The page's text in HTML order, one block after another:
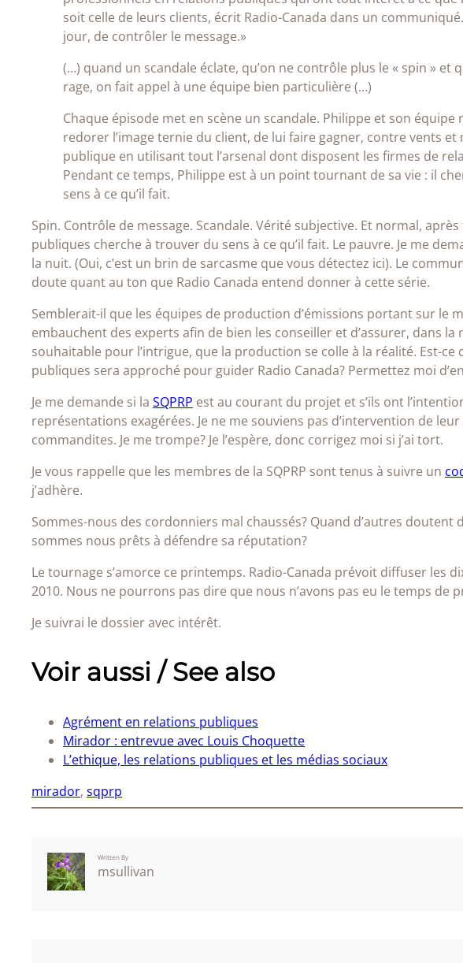
soit celle de leurs clients, écrit Radio-Canada dans un
jour, de contrôler le message.»
(…) quand un scandale éclate, qu’on ne contrôle plus le « spin » et
rage, on fait appel à une équipe bien particulière (…)
Chaque épisode met en scène un scandale. Philippe et son
redorer l’image ternie du client, de lui faire gagner, contre vents et
publique en utilisant tout l’arsenal dont disposent les firmes de
Pendant ce temps, Philippe est à un point tournant de sa vie : il
sens à ce qu’il fait.
Spin. Contrôle de message. Scandale. Vérité subjective. Et normal,
publiques cherche à trouver du sens à ce qu’il fait. Le pauvre. Je me
la nuit. (Oui, c’est un brin de sarcasme que vous détectez ici). Le
doute quant au ton que Radio Canada entend donner à cette série.
Semblerait-il que les équipes de production d’émissions portant sur le
embauchent des experts afin de bien les conseiller et d’assurer, dans
souhaitable pour l’intrigue, que la production se colle à la réalité. Est-ce
publiques sera approché pour guider Radio Canada? Permettez moi
Je me demande si la SQPRP est au courant du projet et s’ils ont
représentations exagérées. Je ne me souviens pas d’intervention de
commandites. Je me trompe? Je l’espère, donc corrigez moi si j’ai tort.
Je vous rappelle que les membres de la SQPRP sont tenus à suivre un
j’adhère.
Sommes-nous des cordonniers mal chaussés? Quand d’autres doutent
sommes nous prêts à défendre sa réputation?
Le tournage s’amorce ce printemps. Radio-Canada prévoit diffuser les
2010. Nous ne pourrons pas dire que nous n’avons pas eu le temps de
Je suivrai le dossier avec intérêt.
Voir aussi / See also
Agrément en relations publiques
Mirador : entrevue avec Louis Choquette
L’ethique, les relations publiques et les médias sociaux
mirador, sqprp
Written By
msullivan